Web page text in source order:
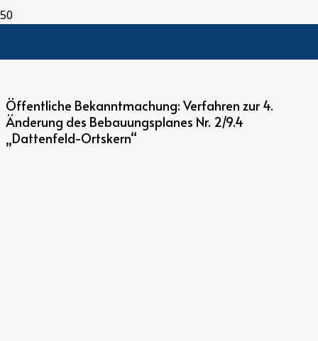
Öffentliche Bekanntmachung: Verfahren zur 4.
Änderung des Bebauungsplanes Nr. 2/9.4
„Dattenfeld-Ortskern“